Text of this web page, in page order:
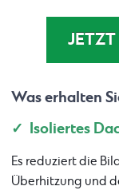
Was erhalten
✓ Isoliertes
Es reduziert die
Überhitzung und